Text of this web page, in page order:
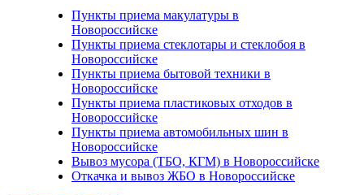
Пункты приема макулатуры в
Новороссийске
Пункты приема стеклотары и стеклобоя в
Новороссийске
Пункты приема бытовой техники в
Новороссийске
Пункты приема пластиковых отходов в
Новороссийске
Пункты приема автомобильных шин в
Новороссийске
Вывоз мусора (ТБО, КГМ) в Новороссийске
Откачка и вывоз ЖБО в Новороссийске